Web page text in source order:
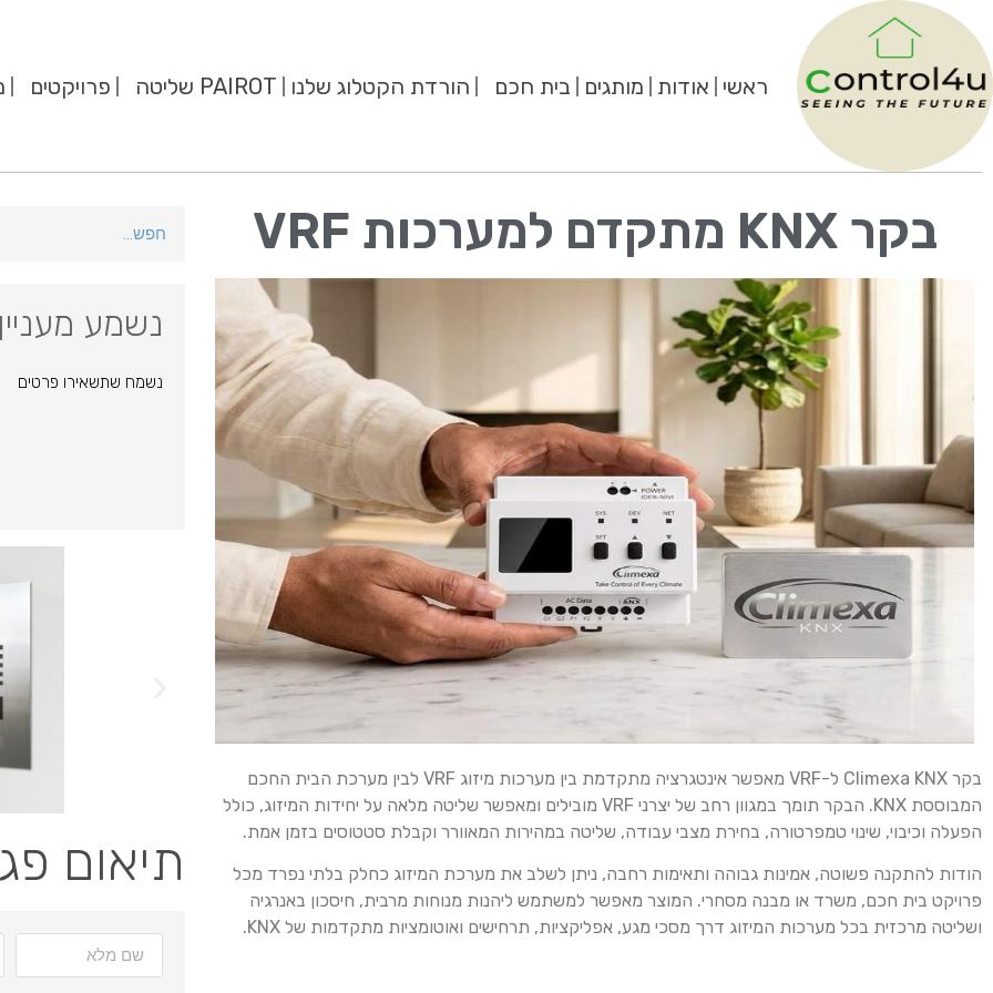
ראשי אודות מותגים בית חכם הורדת הקטלוג שלנו PAIROT שליטה פרויקטים
בקר KNX מתקדם למערכות VRF
בקר Climexa KNX ל-VRF מאפשר אינטגרציה מתקדמת בין מערכות מיזוג VRF לבין מערכת הבית החכם
המבוססת KNX. הבקר תומך במגוון רחב של יצרני VRF מובילים ומאפשר שליטה מלאה על יחידות המיזוג, כולל
הפעלה וכיבוי, שינוי טמפרטורה, בחירת מצבי עבודה, שליטה במהירות המאוורר וקבלת סטטוסים בזמן אמת.
הודות להתקנה פשוטה, אמינות גבוהה ותאימות רחבה, ניתן לשלב את מערכת המיזוג כחלק בלתי נפרד מכל
פרויקט בית חכם, משרד או מבנה מסחרי. המוצר מאפשר למשתמש ליהנות מנוחות מרבית, חיסכון באנרגיה
ושליטה מרכזית בכל מערכות המיזוג דרך מסכי מגע, אפליקציות, תרחישים ואוטומציות מתקדמות של KNX.
נשמע
נשמח שתשאירו פרטים
תיאום